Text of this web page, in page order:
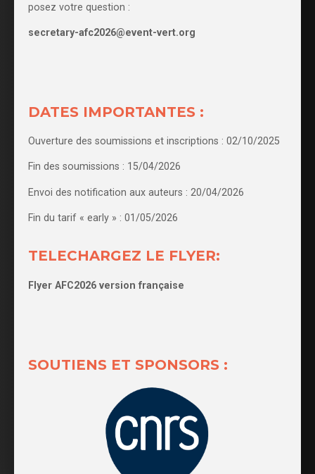
posez votre question :
secretary-afc2026@event-vert.org
DATES IMPORTANTES :
Ouverture des soumissions et inscriptions : 02/10/2025
Fin des soumissions : 15/04/2026
Envoi des notification aux auteurs : 20/04/2026
Fin du tarif « early » : 01/05/2026
TELECHARGEZ LE FLYER:
Flyer AFC2026 version française
SOUTIENS ET SPONSORS :